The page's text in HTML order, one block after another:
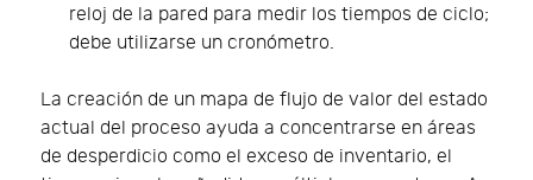
reloj de la pared para medir los tiempos de ciclo;
debe utilizarse un cronómetro.
La creación de un mapa de flujo de valor del estado
actual del proceso ayuda a concentrarse en áreas
de desperdicio como el exceso de inventario, el